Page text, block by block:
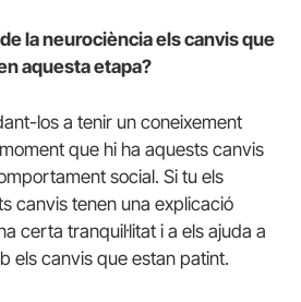
la neurociència els canvis que
aquesta etapa?
los a tenir un coneixement
que hi ha aquests canvis
social. Si tu els
canvis tenen una explicació
certa tranquil·litat i a els ajuda a
els canvis que estan patint.